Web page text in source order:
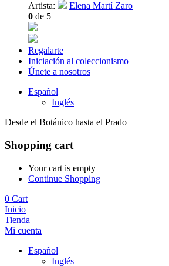
Artista:
Elena Martí Zaro
0 de 5
Regalarte
Iniciación al coleccionismo
Únete a nosotros
Español
Inglés
Desde el Botánico hasta el Prado
Shopping cart
Your cart is empty
Continue Shopping
0 Cart
Inicio
Tienda
Mi cuenta
Español
Inglés